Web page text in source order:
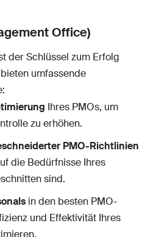
Office)
der Schlüssel zum Erfolg
umfassende
Ihres PMOs, um
zu erhöhen.
PMO-Richtlinien
die Bedürfnisse Ihres
sind.
in den besten PMO-
und Effektivität Ihres